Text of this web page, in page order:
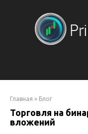
Главная » Блог
Торговля на
вложений